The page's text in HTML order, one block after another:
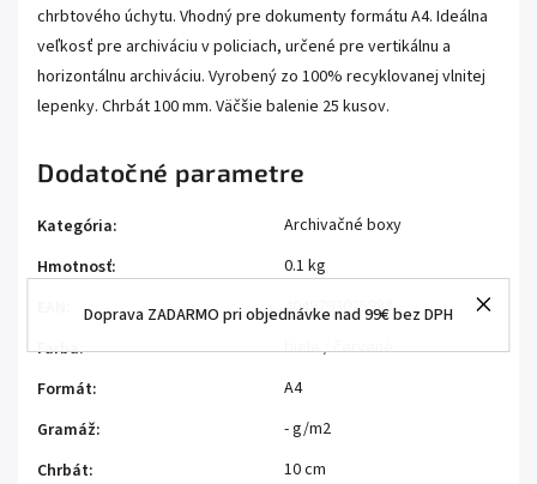
Doprava ZADARMO pri objednávke nad 99€ bez DPH
chrbtového úchytu. Vhodný pre dokumenty formátu A4. Ideálna
veľkosť pre archiváciu v policiach, určené pre vertikálnu a
horizontálnu archiváciu. Vyrobený zo 100% recyklovanej vlnitej
lepenky. Chrbát 100 mm. Väčšie balenie 25 kusov.
Dodatočné parametre
Kategória:
Archivačné boxy
Hmotnosť:
0.1 kg
4049793025988
Farba:
biele / červené
Formát:
A4
Gramáž:
- g/m2
Chrbát:
10 cm